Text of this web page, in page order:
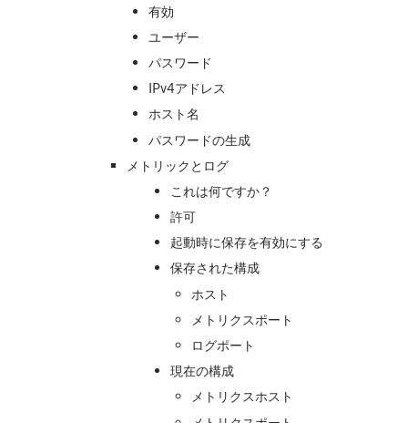
有効
ユーザー
パスワード
IPv4アドレス
ホスト名
パスワードの生成
メトリックとログ
これは何ですか？
許可
起動時に保存を有効にする
保存された構成
ホスト
メトリクスポート
ログポート
現在の構成
メトリクスホスト